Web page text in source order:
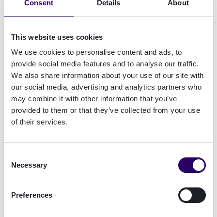
Consent Details About
This website uses cookies
We use cookies to personalise content and ads, to
provide social media features and to analyse our traffic.
We also share information about your use of our site with
our social media, advertising and analytics partners who
may combine it with other information that you’ve
provided to them or that they’ve collected from your use
of their services.
Selection
Necessary
Preferences
durchgängige Digitalisierung erforderlich, um
den größtmöglichen Nutzen daraus zu ziehen.
Das Signieren mit einer eID, wie z. B. den
Bankausweisen des Finnish Trust Network,
ermöglicht eine vollständig digitale
Dokumentenverarbeitung”, sagt Antti Harsunen
Signicat Country Manager für Finnland .
Kunden von Aktia einen weiteren Service an - die
sichere Authentifizierung. Dies vereinfacht die
Aktia den Zugang zu allen digitalen Identitäts-